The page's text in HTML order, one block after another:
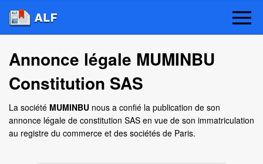
Annonce légale MUMINBU
Constitution SAS
La société MUMINBU nous a confié la publication de son
annonce légale de constitution SAS en vue de son immatriculation
au registre du commerce et des sociétés de Paris.